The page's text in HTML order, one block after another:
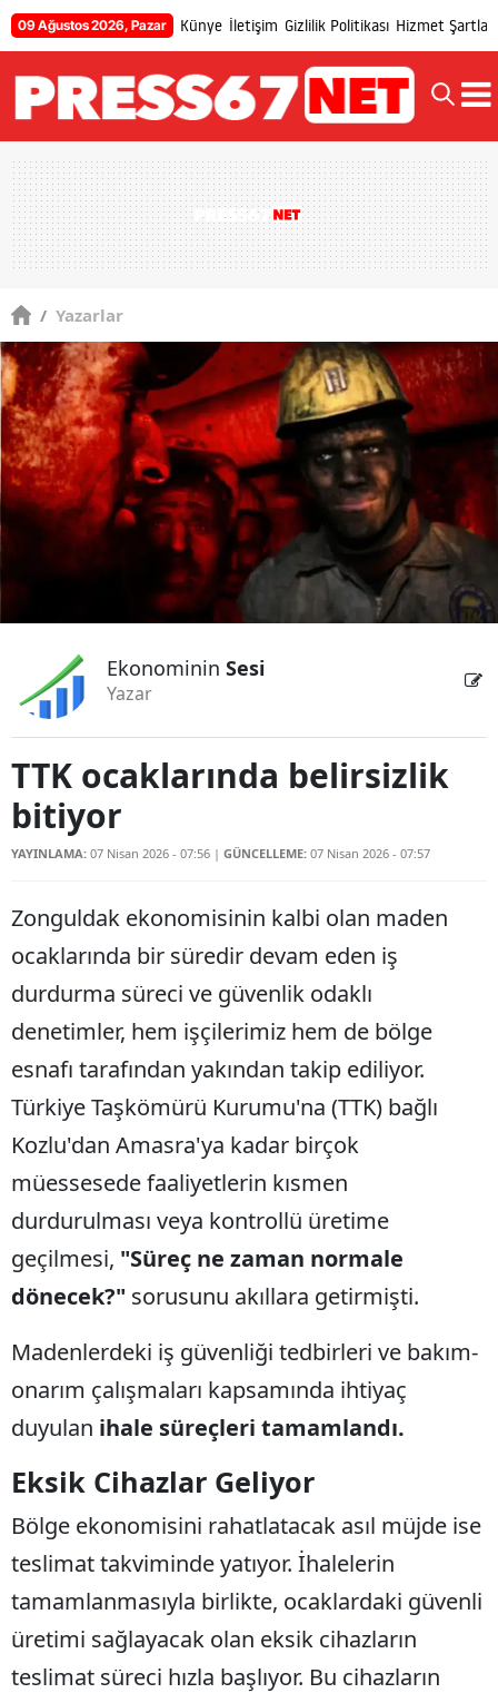
09 Ağustos 2026, Pazar Künye İletişim Gizlilik Politikası Hizmet Şartları
/ Yazarlar
Ekonominin Sesi
Yazar
TTK ocaklarında belirsizlik
bitiyor
YAYINLAMA: 07 Nisan 2026 - 07:56 | GÜNCELLEME: 07 Nisan 2026 - 07:57
Zonguldak ekonomisinin kalbi olan maden
ocaklarında bir süredir devam eden iş
durdurma süreci ve güvenlik odaklı
denetimler, hem işçilerimiz hem de bölge
esnafı tarafından yakından takip ediliyor.
Türkiye Taşkömürü Kurumu'na (TTK) bağlı
Kozlu'dan Amasra'ya kadar birçok
müessesede faaliyetlerin kısmen
durdurulması veya kontrollü üretime
geçilmesi, "Süreç ne zaman normale
dönecek?" sorusunu akıllara getirmişti.
Madenlerdeki iş güvenliği tedbirleri ve bakım-
onarım çalışmaları kapsamında ihtiyaç
duyulan ihale süreçleri tamamlandı.
Eksik Cihazlar Geliyor
Bölge ekonomisini rahatlatacak asıl müjde ise
teslimat takviminde yatıyor. İhalelerin
tamamlanmasıyla birlikte, ocaklardaki güvenli
üretimi sağlayacak olan eksik cihazların
teslimat süreci hızla başlıyor. Bu cihazların